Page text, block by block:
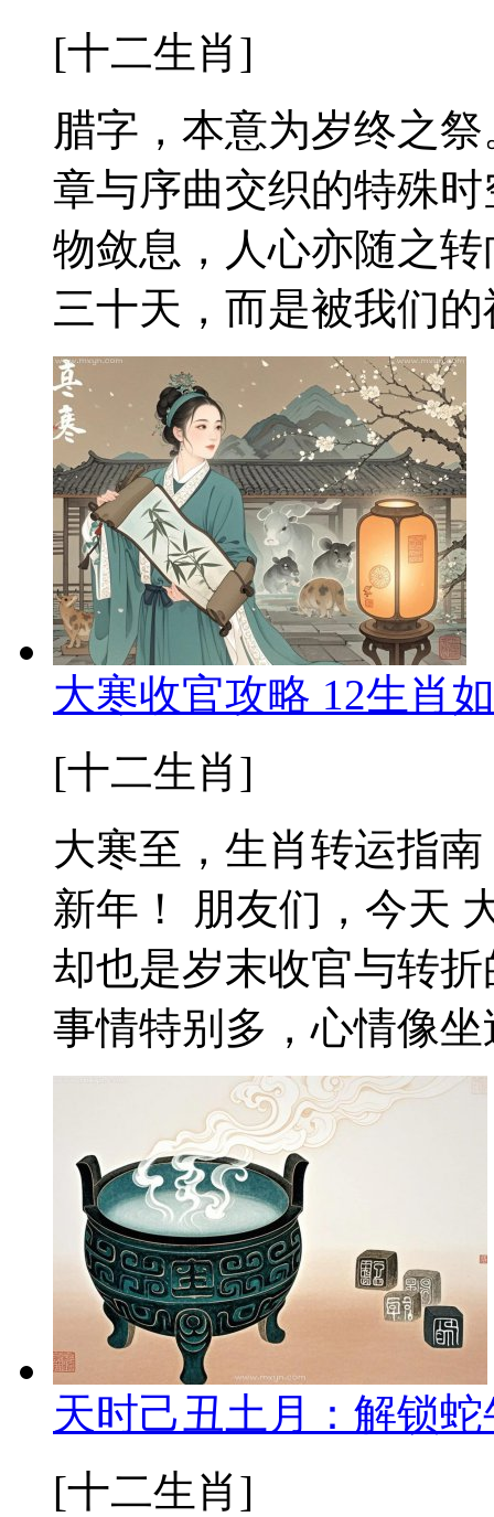
[十二生肖]
腊字，本意为岁终之
章与序曲交织的特殊
物敛息，人心亦随之
三十天，而是被我们
大寒收官攻略 12生肖
[十二生肖]
大寒至，生肖转运指
新年！ 朋友们，今天
却也是岁末收官与转
事情特别多，心情像
天时己丑土月：解锁
[十二生肖]